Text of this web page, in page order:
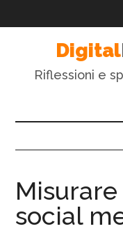
Digital
Riflessioni e
Misurare
social